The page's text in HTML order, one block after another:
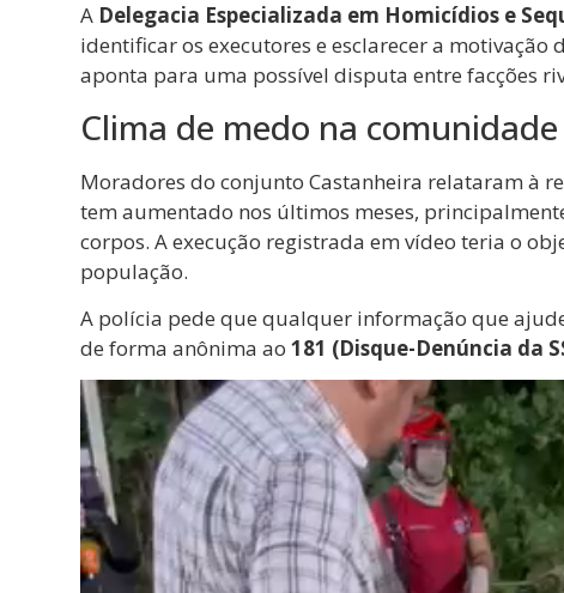
A Delegacia Especializada em Homicídios e
identificar os executores e esclarecer a
aponta para uma possível disputa entre facções
Clima de medo na comunidade
Moradores do conjunto Castanheira relataram à
tem aumentado nos últimos meses,
corpos. A execução registrada em vídeo teria o
população.
A polícia pede que qualquer informação que
de forma anônima ao 181 (Disque-Denúncia da